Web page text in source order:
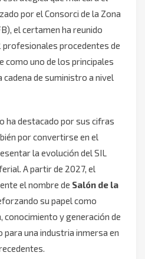
por el Consorci de la Zona
el certamen ha reunido
profesionales procedentes de
como uno de los principales
de suministro a nivel
ha destacado por sus cifras
por convertirse en el
la evolución del SIL
A partir de 2027, el
el nombre de Salón de la
su papel como
conocimiento y generación de
una industria inmersa en